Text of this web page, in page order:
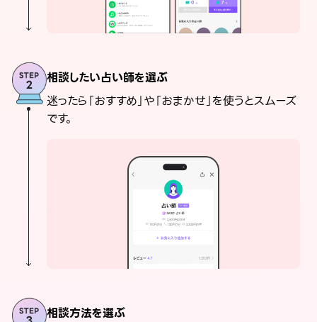
相談したい占い師を選ぶ
迷ったら「おすすめ」や「おまかせ」を使うとスムーズ
です。
相談方法を選ぶ